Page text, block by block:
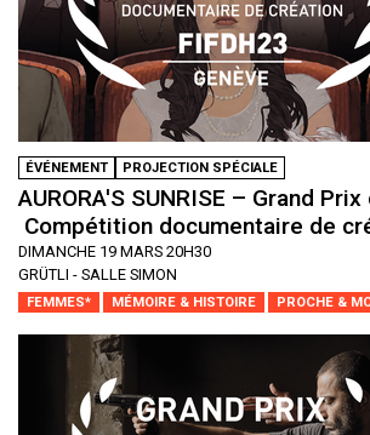
ÉVÉNEMENT PROJECTION SPÉCIALE
AURORA'S SUNRISE – Grand
Compétition documentaire de
DIMANCHE 19 MARS 20H30
GRÜTLI - SALLE SIMON
FEMMES* MÉMOIRE & HISTOIRE PROCHE &